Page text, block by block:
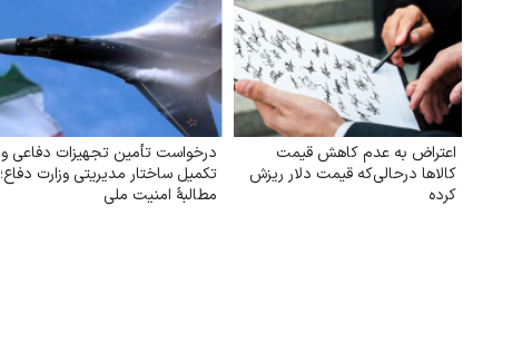
اعتراض به عدم کاهش‌ قیمت
کالاها درحالی‌که قیمت دلار ریزش
کرده
درخواست تأمین تجهیزات دفاعی و
تکمیل ساختار مدیریتی وزارت دفاع؛
مطالبهٔ امنیت ملی